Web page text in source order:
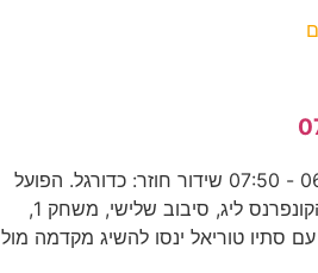
הפועל ת''א - קטוביץ 06:00 - 07:50 שידור חוזר: כדורגל. הפועל
ת''א - קטוביץ, מוקדמות הקונפרנס ליג, סיבוב שלישי, משחק 1,
האדומים עם סתיו טוריאל ינסו להשיג מקדמה מול